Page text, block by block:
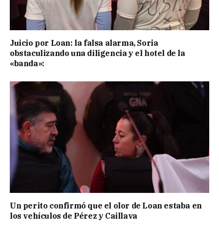
Juicio por Loan: la falsa alarma, Soria
obstaculizando una diligencia y el hotel de la
«banda»:
Un perito confirmó que el olor de Loan estaba en
los vehículos de Pérez y Caillava